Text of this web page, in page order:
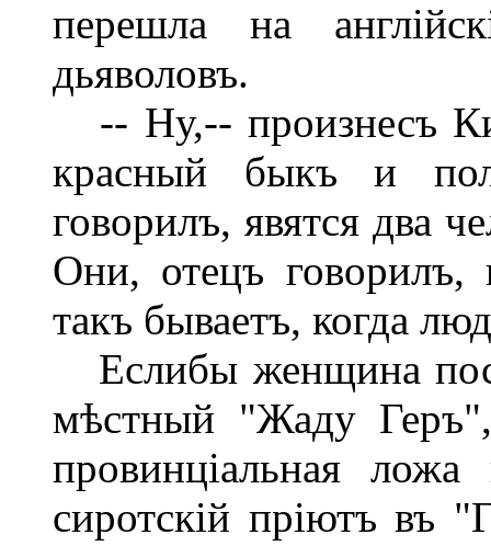
перешла на
дьяволовъ.
-- Ну,-- произнесъ
красный быкъ и
говорилъ, явятся два
Они, отецъ говорилъ,
такъ бываетъ, когда
Еслибы женщина
мѣстный "Жаду
провинціальная
сиротскій пріютъ въ